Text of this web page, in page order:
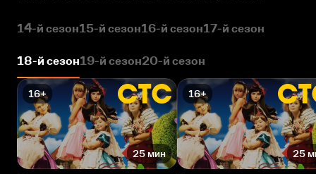
14-й сезон15-й сезон16-й сезон17-й сезон
18-й сезон19-й сезон20-й сезон
16+
25 мин
16+
25